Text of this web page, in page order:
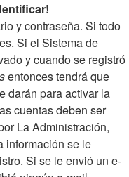
y contraseña. Si todo
Si el Sistema de
y cuando se registró
entonces tendrá que
darán para activar la
cuentas deben ser
La Administración,
información se le
Si se le envió un e-